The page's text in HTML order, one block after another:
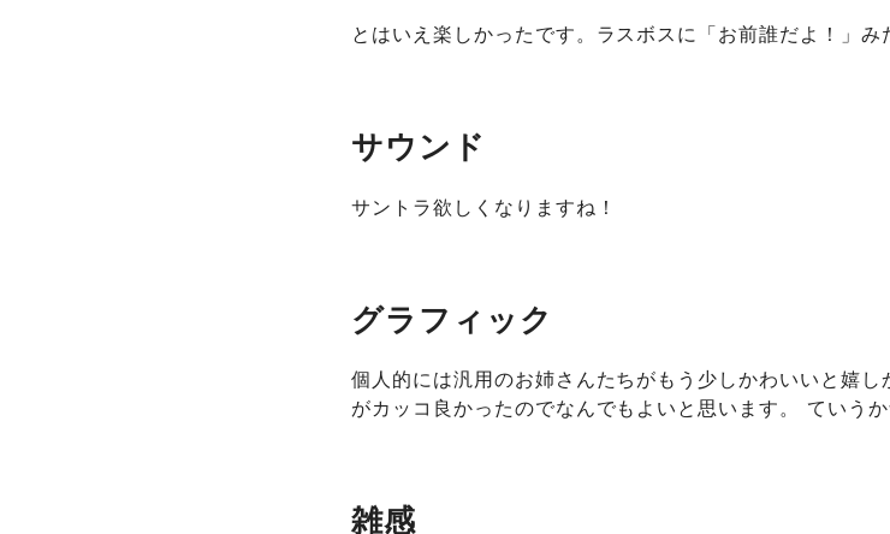
とはいえ楽しかったです。ラスボスに「お前誰だよ！」み
サウンド
サントラ欲しくなりますね！
グラフィック
個人的には汎用のお姉さんたちがもう少しかわいいと嬉
がカッコ良かったのでなんでもよいと思います。 ていう
雑感